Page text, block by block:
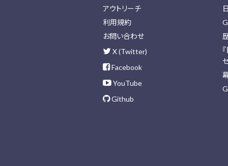
アウトリーチ
利用規約
お問い合わせ
X (Twitter)
Facebook
YouTube
Github